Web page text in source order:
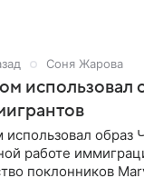
Соня Жарова
использовал
образ
работе
поклонников